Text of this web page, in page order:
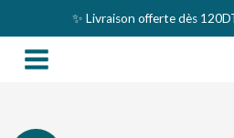
au
contenu
✨ Livraison offerte dès 120DT